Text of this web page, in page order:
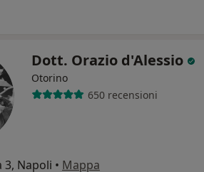
Dott. Orazio d'Alessio
Otorino
650 recensioni
3, Napoli • Mappa